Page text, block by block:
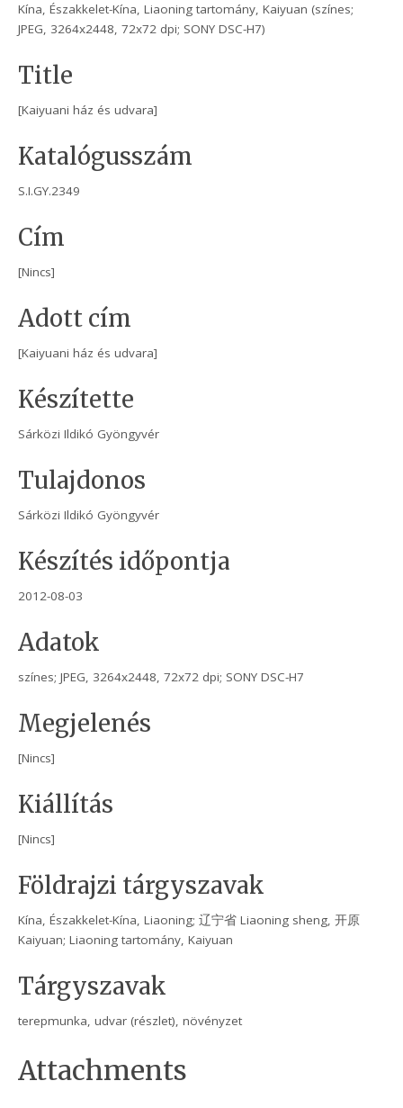
Kína, Északkelet-Kína, Liaoning tartomány, Kaiyuan (színes;
JPEG, 3264x2448, 72x72 dpi; SONY DSC-H7)
Title
[Kaiyuani ház és udvara]
Katalógusszám
S.I.GY.2349
Cím
[Nincs]
Adott cím
[Kaiyuani ház és udvara]
Készítette
Sárközi Ildikó Gyöngyvér
Tulajdonos
Sárközi Ildikó Gyöngyvér
Készítés időpontja
2012-08-03
Adatok
színes; JPEG, 3264x2448, 72x72 dpi; SONY DSC-H7
Megjelenés
[Nincs]
Kiállítás
[Nincs]
Földrajzi tárgyszavak
Kína, Északkelet-Kína, Liaoning; 辽宁省 Liaoning sheng, 开原
Kaiyuan; Liaoning tartomány, Kaiyuan
Tárgyszavak
terepmunka, udvar (részlet), növényzet
Attachments